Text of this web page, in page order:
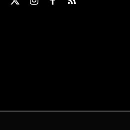
X
InstagramFacebook
RSS